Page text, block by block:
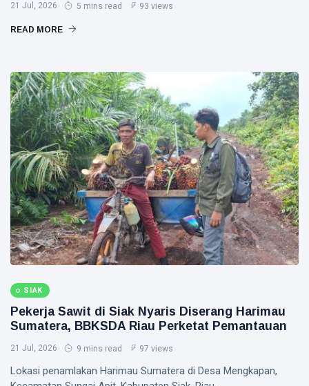
21 Jul, 2026 5 mins read 93 views
READ MORE
SIAK
Pekerja Sawit di Siak Nyaris Diserang Harimau
Sumatera, BBKSDA Riau Perketat Pemantauan
21 Jul, 2026 9 mins read 97 views
Lokasi penamlakan Harimau Sumatera di Desa Mengkapan,